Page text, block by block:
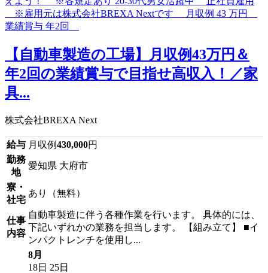
【自動車製造の工場】月収例43万円＆
年2回の業績賞与で目指せ高収入！／家
具...
株式会社BREXA Next
給与 月収例430,000円
勤務
地
愛知県 大府市
寮・
社宅
あり（無料）
仕事
内容
自動車製造に伴う各種作業を行います。 具体的には、
下記いずれかの業務を担当します。 【組み立て】 ■イ
ンパクトレンチを使用し...
8月
18日 25日